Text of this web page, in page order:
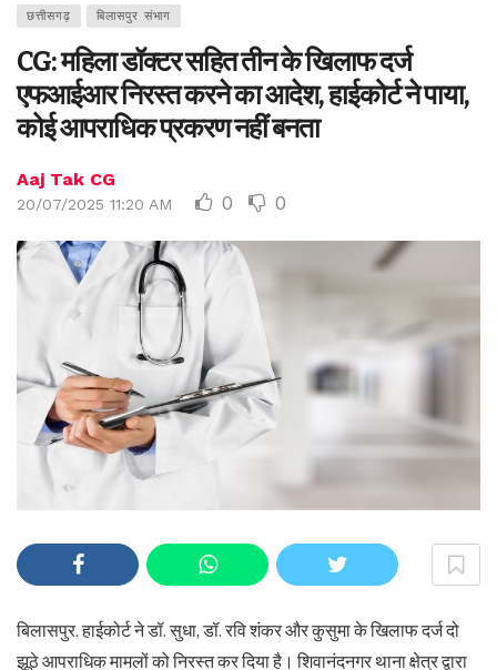
छत्तीसगढ़ बिलासपुर संभाग
CG: महिला डॉक्टर सहित तीन के खिलाफ दर्ज
एफआईआर निरस्त करने का आदेश, हाईकोर्ट ने पाया,
कोई आपराधिक प्रकरण नहीं बनता
Aaj Tak CG
20/07/2025 11:20 AM 0 0
बिलासपुर. हाईकोर्ट ने डॉ. सुधा, डॉ. रवि शंकर और कुसुमा के खिलाफ दर्ज दो
झूठे आपराधिक मामलों को निरस्त कर दिया है। शिवानंदनगर थाना क्षेत्र द्वारा